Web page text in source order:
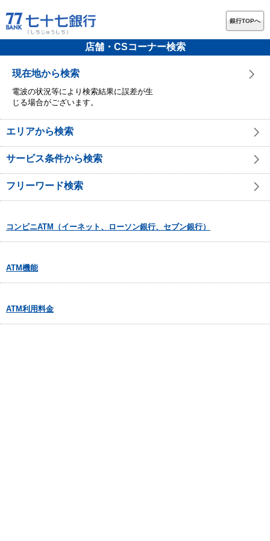
銀行TOPへ
店舗・CSコーナー検索
現在地から検索
電波の状況等により検索結果に誤差が生
じる場合がございます。
エリアから検索
サービス条件から検索
フリーワード検索
コンビニATM（イーネット、ローソン銀行、セブン銀行）
ATM機能
ATM利用料金